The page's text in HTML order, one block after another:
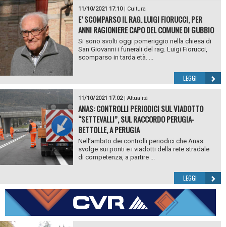
11/10/2021 17:10| Cultura
E’ SCOMPARSO IL RAG. LUIGI FIORUCCI, PER
ANNI RAGIONIERE CAPO DEL COMUNE DI GUBBIO
Si sono svolti oggi pomeriggio nella chiesa di
San Giovanni i funerali del rag. Luigi Fiorucci,
scomparso in tarda età. ...
LEGGI
11/10/2021 17:02| Attualità
ANAS: CONTROLLI PERIODICI SUL VIADOTTO
“SETTEVALLI”, SUL RACCORDO PERUGIA-
BETTOLLE, A PERUGIA
Nell’ambito dei controlli periodici che Anas
svolge sui ponti e i viadotti della rete stradale
di competenza, a partire ...
LEGGI